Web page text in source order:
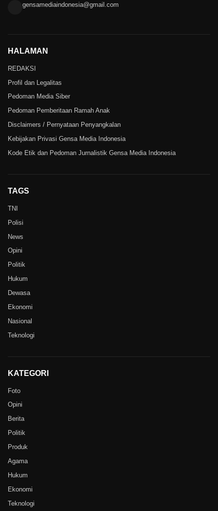
gensamediaindonesia@gmail.com
HALAMAN
REDAKSI
Profil dan Legalitas
Pedoman Media Siber
Pedoman Pemberitaan Ramah Anak
Disclaimers / Pernyataan Penyangkalan
Kebijakan Privasi Gensa Media Indonesia
Kode Etik dan Pedoman Jurnalistik Gensa Media Indonesia
TAGS
TNI
Polisi
News
Opini
Politik
Hukum
Dewasa
Ekonomi
Nasional
Teknologi
KATEGORI
Foto
Opini
Berita
Politik
Produk
Agama
Hukum
Ekonomi
Teknologi